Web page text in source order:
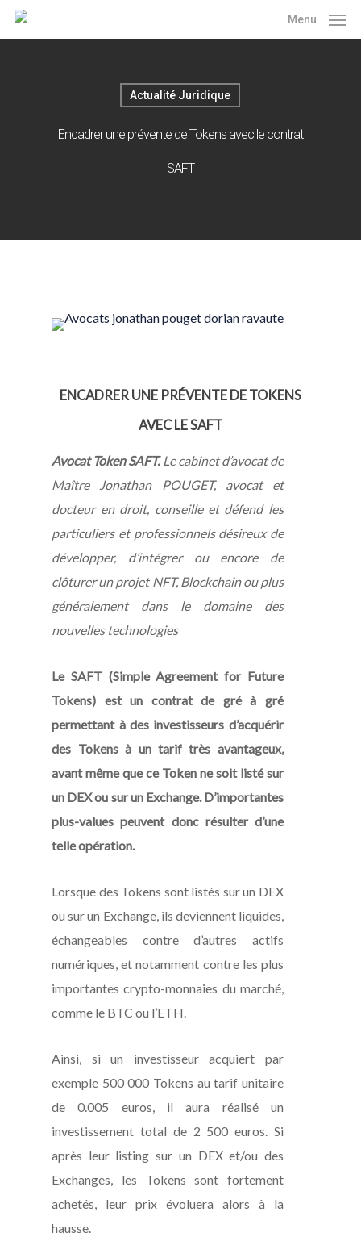
Skip
to
Menu
Actualité Juridique
Encadrer une prévente de Tokens avec le contrat
SAFT
ENCADRER UNE PRÉVENTE DE TOKENS
AVEC LE SAFT
Avocat Token SAFT.Le cabinet d’avocat de
Maître Jonathan POUGET, avocat et
docteur en droit, conseille et défend les
particuliers et professionnels désireux de
développer, d’intégrer ou encore de
clôturer un projet NFT, Blockchain ou plus
généralement dans le domaine des
nouvelles technologies
Le SAFT (Simple Agreement for Future
Tokens) est un contrat de gré à gré
permettant à des investisseurs d’acquérir
des Tokens à un tarif très avantageux,
avant même que ce Token ne soit listé sur
un DEX ou sur un Exchange. D’importantes
plus-values peuvent donc résulter d’une
telle opération.
Lorsque des Tokens sont listés sur un DEX
ou sur un Exchange, ils deviennent liquides,
échangeables contre d’autres actifs
numériques, et notamment contre les plus
importantes crypto-monnaies du marché,
comme le BTC ou l’ETH.
Ainsi, si un investisseur acquiert par
exemple 500 000 Tokens au tarif unitaire
de 0.005 euros, il aura réalisé un
investissement total de 2 500 euros. Si
après leur listing sur un DEX et/ou des
Exchanges, les Tokens sont fortement
achetés, leur prix évoluera alors à la
hausse.